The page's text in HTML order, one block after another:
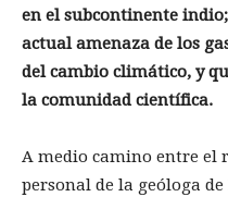
en el subcontinente
actual amenaza de los
del cambio climático, y
la comunidad científica.
A medio camino entre el
personal de la geóloga